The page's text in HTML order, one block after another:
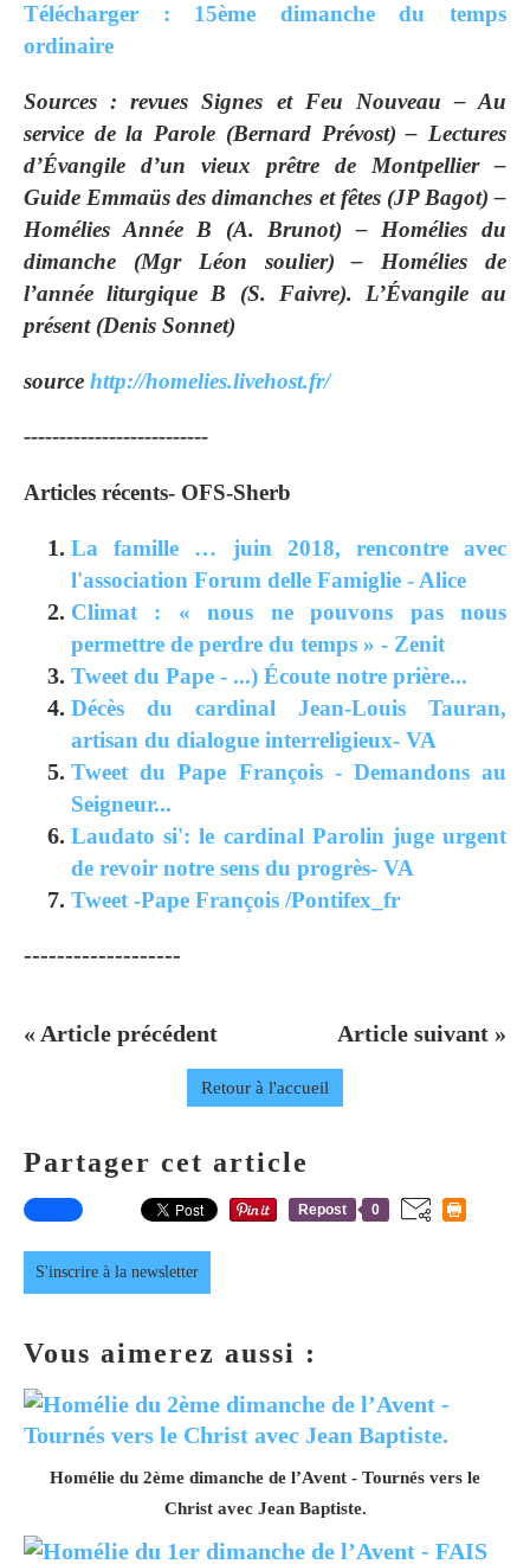
Télécharger : 15ème dimanche du temps
ordinaire
Sources : revues Signes et Feu Nouveau – Au
service de la Parole (Bernard Prévost) – Lectures
d’Évangile d’un vieux prêtre de Montpellier –
Guide Emmaüs des dimanches et fêtes (JP Bagot) –
Homélies Année B (A. Brunot) – Homélies du
dimanche (Mgr Léon soulier) – Homélies de
l’année liturgique B (S. Faivre). L’Évangile au
présent (Denis Sonnet)
source http://homelies.livehost.fr/
--------------------------
Articles récents- OFS-Sherb
La famille … juin 2018, rencontre avec
l'association Forum delle Famiglie - Alice
Climat : « nous ne pouvons pas nous
permettre de perdre du temps » - Zenit
Tweet du Pape - ...) Écoute notre prière...
Décès du cardinal Jean-Louis Tauran,
artisan du dialogue interreligieux- VA
Tweet du Pape François - Demandons au
Seigneur...
Laudato si': le cardinal Parolin juge urgent
de revoir notre sens du progrès- VA
Tweet -Pape François /Pontifex_fr
-------------------
« Article précédent Article suivant »
Retour à l'accueil
Partager cet article
Repost 0
S'inscrire à la newsletter
Vous aimerez aussi :
Homélie du 2ème dimanche de l’Avent - Tournés vers le
Christ avec Jean Baptiste.